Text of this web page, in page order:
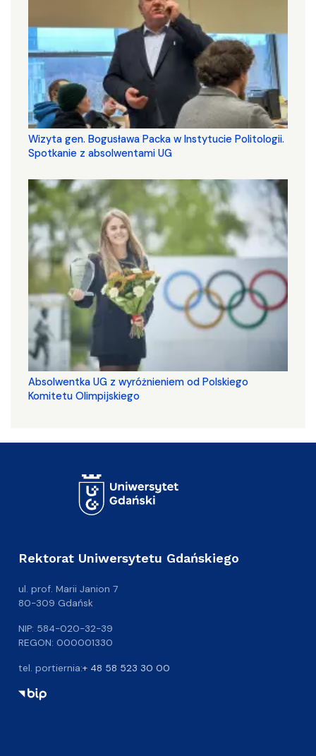
Wizyta gen. Bogusława Packa w Instytucie Politologii.
Spotkanie z absolwentami UG
Absolwentka UG z wyróżnieniem od Polskiego
Komitetu Olimpijskiego
Rektorat Uniwersytetu Gdańskiego
ul. prof. Marii Janion 7
80-309 Gdańsk
NIP: 584-020-32-39
REGON: 000001330
tel. portiernia:+ 48 58 523 30 00